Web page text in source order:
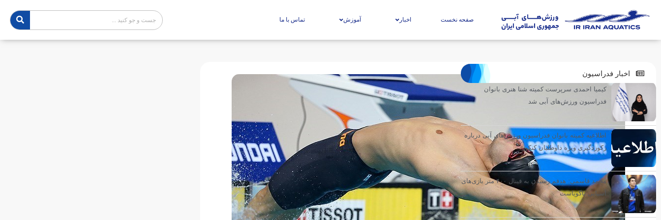
صفحه نخست اخبار آموزش تماس با ما
اخبار فدراسیون
کیمیا احمدی سرپرست کمیته شنا هنری بانوان
فدراسیون ورزش‌های آبی شد
اطلاعیه کمیته بانوان فدراسیون ورزش‌های آبی درباره
رکوردگیری ویژه داوطلبان کنکور
محمد قاسمی: هدفم رسیدن به فینال ۴۰۰ متر بازی‌های
آسیایی ناگویاست